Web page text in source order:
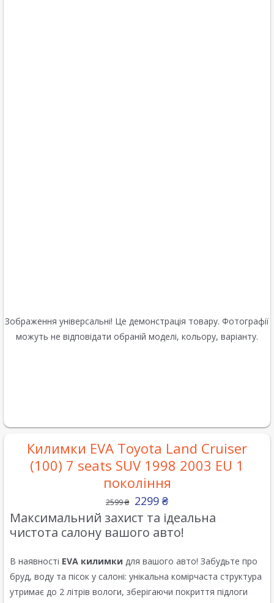
Зображення універсальні! Це демонстрація товару. Фотографії
можуть не відповідати обраній моделі, кольору, варіанту.
Килимки EVA Toyota Land Cruiser
(100) 7 seats SUV 1998 2003 EU 1
покоління
2599₴ 2299 ₴
Максимальний захист та ідеальна
чистота салону вашого авто!
В наявності EVA килимки для вашого авто! Забудьте про
бруд, воду та пісок у салоні: унікальна комірчаста структура
утримає до 2 літрів вологи, зберігаючи покриття підлоги